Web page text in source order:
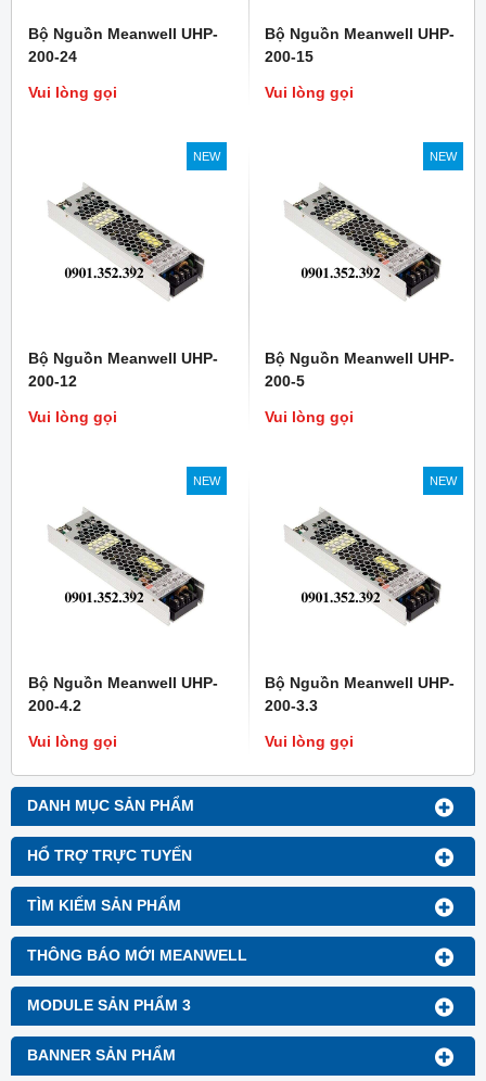
DANH MỤC SẢN PHẨM
HỔ TRỢ TRỰC TUYẾN
TÌM KIẾM SẢN PHẨM
THÔNG BÁO MỚI MEANWELL
MODULE SẢN PHẨM 3
BANNER SẢN PHẨM
Bộ Nguồn Meanwell UHP-
200-24
Vui lòng gọi
Bộ Nguồn Meanwell UHP-
200-15
Vui lòng gọi
NEW
Bộ Nguồn Meanwell UHP-
200-12
Vui lòng gọi
NEW
Bộ Nguồn Meanwell UHP-
200-5
Vui lòng gọi
NEW
Bộ Nguồn Meanwell UHP-
200-4.2
Vui lòng gọi
NEW
Bộ Nguồn Meanwell UHP-
200-3.3
Vui lòng gọi